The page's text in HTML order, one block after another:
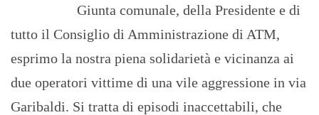
Giunta comunale, della Presidente e di
tutto il Consiglio di Amministrazione di ATM,
esprimo la nostra piena solidarietà e vicinanza ai
due operatori vittime di una vile aggressione in via
Garibaldi. Si tratta di episodi inaccettabili, che